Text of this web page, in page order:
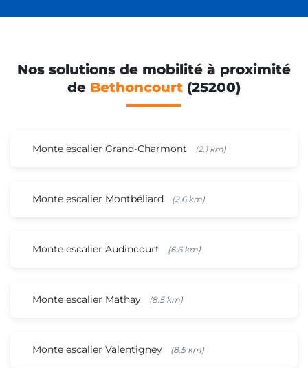
Nos solutions de mobilité à proximité
de Bethoncourt (25200)
Monte escalier Grand-Charmont (2.1 km)
Monte escalier Montbéliard (2.6 km)
Monte escalier Audincourt (6.6 km)
Monte escalier Mathay (8.5 km)
Monte escalier Valentigney (8.5 km)